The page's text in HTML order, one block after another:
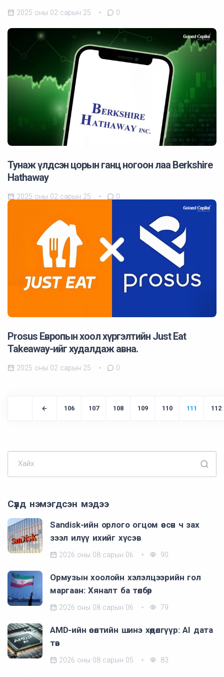
2025 оны 02 сарын 25 0
Тунаж үлдсэн цорын ганц ногоон лаа Berkshire
Hathaway
2025 оны 02 сарын 25 0
Prosus Европын хоол хүргэлтийн Just Eat
Takeaway-ийг худалдаж авна.
2025 оны 02 сарын 25 0
106 107 108 109 110 111 112
Хайх
Сүүлд нэмэгдсэн мэдээ
Sandisk-ийн орлого огцом өссөн ч зах
зээл илүү ихийг хүсэв
2026 оны 08 сарын 06 90
Ормузын хоолойн хэлэлцээрийн гол
маргаан: Хяналт ба төлбөр
2026 оны 08 сарын 06 79
AMD-ийн өсөлтийн шинэ хөдөлгүүр: AI дата
төв
2026 оны 08 сарын 05 83